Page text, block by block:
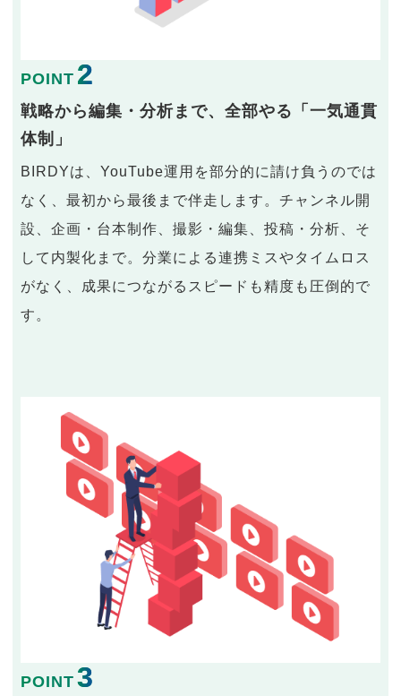
POINT 2
戦略から編集・分析まで、全部やる「一気通貫
体制」
BIRDYは、YouTube運用を部分的に請け負うのでは
なく、最初から最後まで伴走します。チャンネル開
設、企画・台本制作、撮影・編集、投稿・分析、そ
して内製化まで。分業による連携ミスやタイムロス
がなく、成果につながるスピードも精度も圧倒的で
す。
POINT 3